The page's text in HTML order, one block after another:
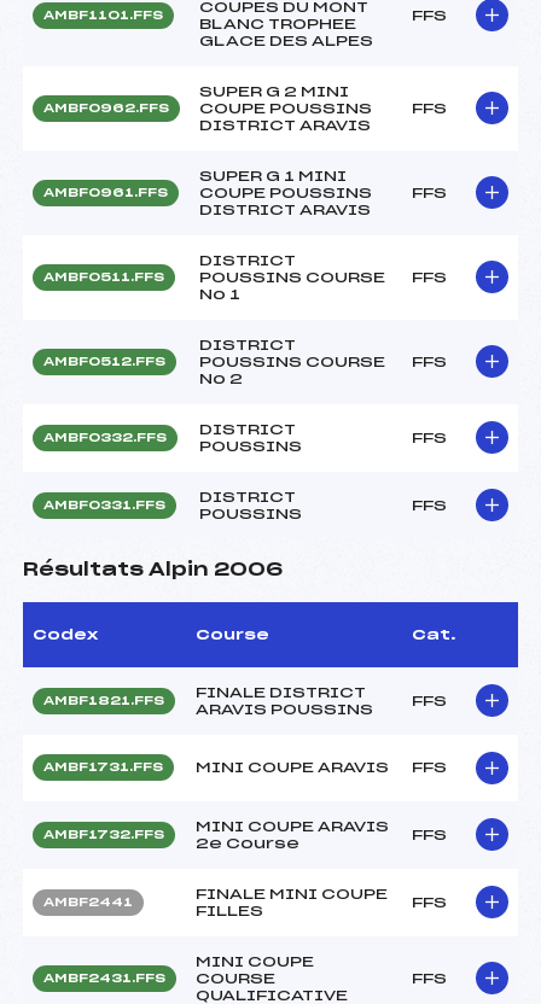
AMBF1101.FFS
COUPES DU MONT
BLANC TROPHEE
GLACE DES ALPES
FFS
AMBF0962.FFS
SUPER G 2 MINI
COUPE POUSSINS
DISTRICT ARAVIS
FFS
AMBF0961.FFS
SUPER G 1 MINI
COUPE POUSSINS
DISTRICT ARAVIS
FFS
AMBF0511.FFS
DISTRICT
POUSSINS COURSE
No 1
FFS
AMBF0512.FFS
DISTRICT
POUSSINS COURSE
No 2
FFS
AMBF0332.FFS
DISTRICT
POUSSINS
FFS
AMBF0331.FFS
DISTRICT
POUSSINS
FFS
Résultats Alpin 2006
Codex Course Cat.
AMBF1821.FFS
FINALE DISTRICT
ARAVIS POUSSINS
FFS
AMBF1731.FFS MINI COUPE ARAVIS FFS
AMBF1732.FFS
MINI COUPE ARAVIS
2e Course
FFS
AMBF2441
FINALE MINI COUPE
FILLES
FFS
AMBF2431.FFS
MINI COUPE
COURSE
QUALIFICATIVE
FFS